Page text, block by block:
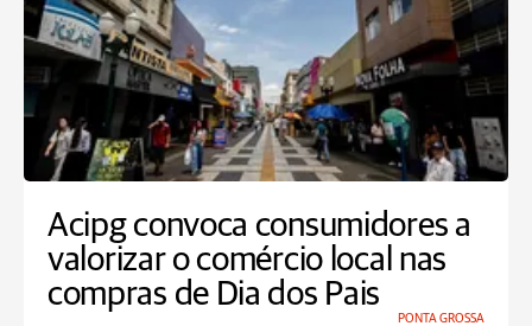
Acipg convoca consumidores a
valorizar o comércio local nas
compras de Dia dos Pais
PONTA GROSSA